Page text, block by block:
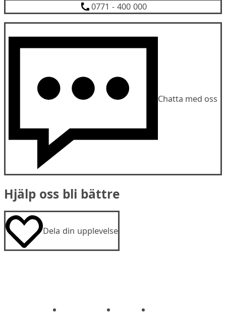
0771 - 400 000
Chatta med oss
Hjälp oss bli bättre
Dela din upplevelse